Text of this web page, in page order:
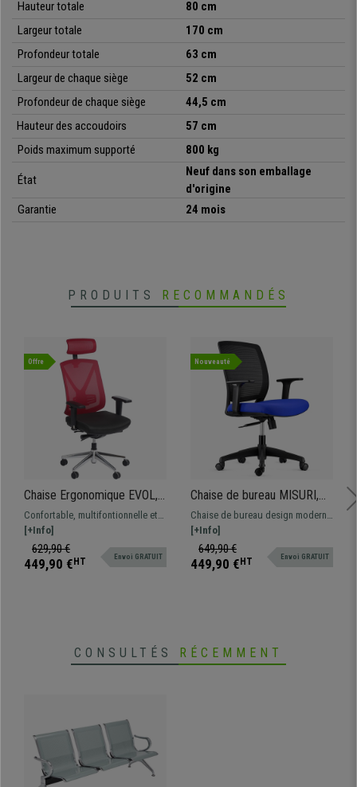
Hauteur totale
80 cm
Largeur totale
170 cm
Profondeur totale
63 cm
Largeur de chaque siège
52 cm
Profondeur de chaque siège
44,5 cm
Hauteur des accoudoirs
57 cm
Poids maximum supporté
800 kg
État
Neuf dans son emballage
d'origine
Garantie
24 mois
PRODUITS RECOMMANDÉS
Offre
Chaise Ergonomique EVOL,
Très Ajustable, Piétement
Métal, Bordeaux
Confortable, multifontionnelle et
robuste. Cette magnifique chaise
est idéale pour une utilisation
quotidienne, disponible en
[+Info]
629,90 €
449,90 € HT Envoi GRATUIT
Nouveauté
Chaise de bureau MISURI,
Accoudoirs Réglables, en
Maille Respirante, Noir /
Bleu
Chaise de bureau design moderne
et confortable avec revêtement en
maille respirante disponible en
différentes couleurs.
[+Info]
649,90 €
449,90 € HT Envoi GRATUIT
CONSULTÉS RÉCEMMENT